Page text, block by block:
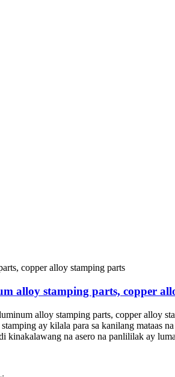
alloy stamping parts, copper
alloy stamping parts, copper alloy
ay kilala para sa kanilang mataas
na asero na panlililak ay